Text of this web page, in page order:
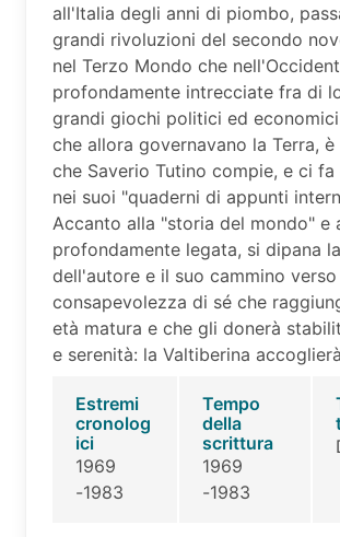
all'Italia degli anni di piombo,
grandi rivoluzioni del secondo
nel Terzo Mondo che
profondamente intrecciate fra di
grandi giochi politici ed
che allora governavano la Terra,
che Saverio Tutino compie, e ci fa
nei suoi "quaderni di appunti
Accanto alla "storia del mondo" e
profondamente legata, si dipana
dell'autore e il suo cammino verso
consapevolezza di sé che
età matura e che gli donerà
e serenità: la Valtiberina
Estremi
cronolog
ici
1969
-1983
Tempo
della
scrittura
1969
-1983